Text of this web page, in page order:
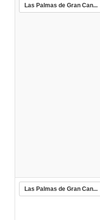
Las Palmas de Gran Can...
Las Palmas de Gran Can...